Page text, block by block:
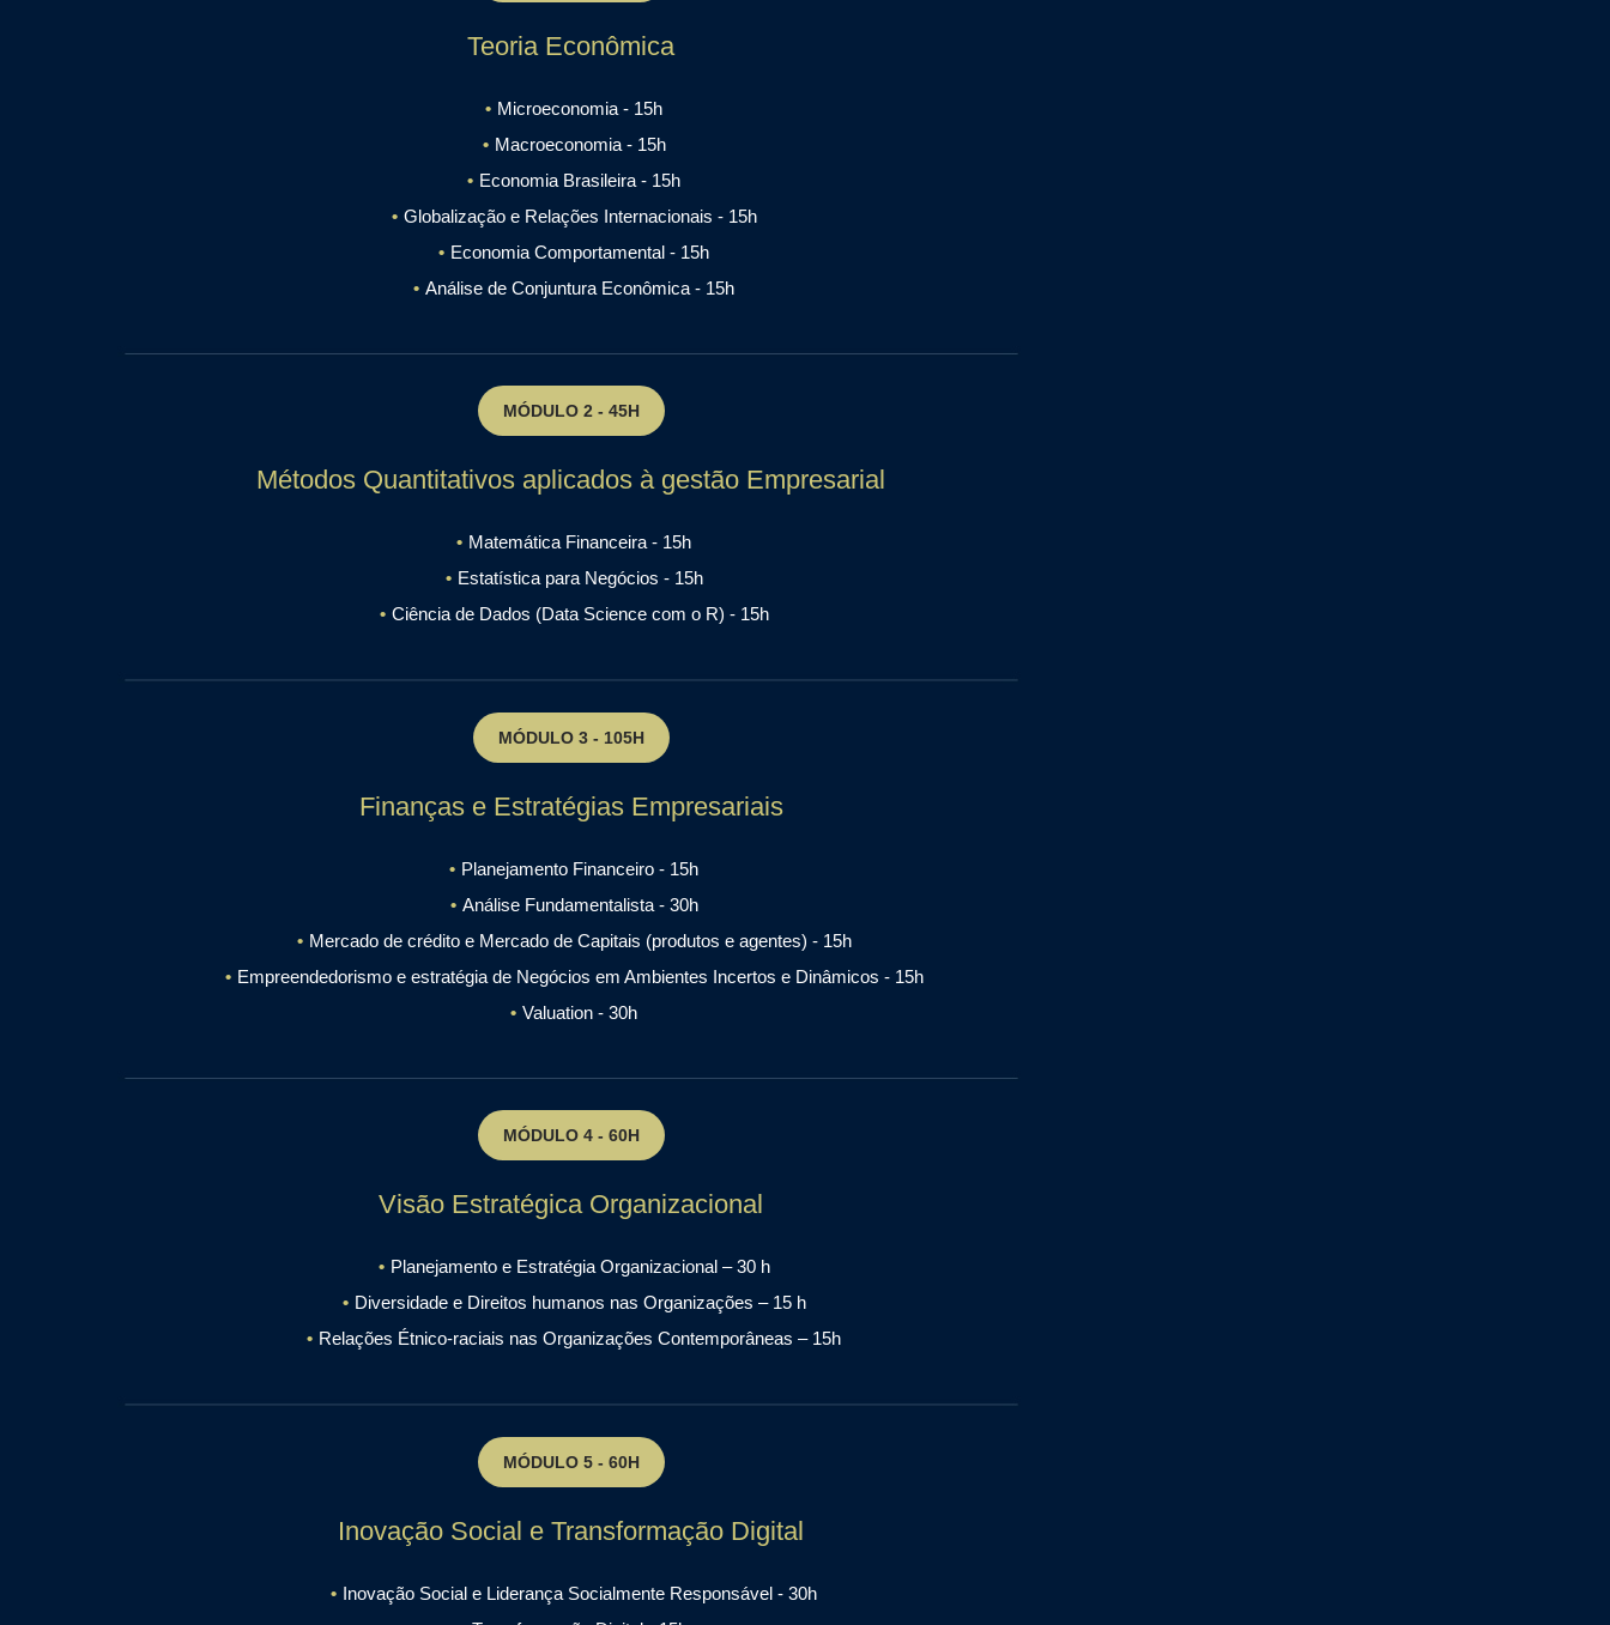
Teoria Econômica
Microeconomia - 15h
Macroeconomia - 15h
Economia Brasileira - 15h
Globalização e Relações Internacionais - 15h
Economia Comportamental - 15h
Análise de Conjuntura Econômica - 15h
MÓDULO 2 - 45H
Métodos Quantitativos aplicados à gestão Empresarial
Matemática Financeira - 15h
Estatística para Negócios - 15h
Ciência de Dados (Data Science com o R) - 15h
MÓDULO 3 - 105H
Finanças e Estratégias Empresariais
Planejamento Financeiro - 15h
Análise Fundamentalista - 30h
Mercado de crédito e Mercado de Capitais (produtos e agentes) - 15h
Empreendedorismo e estratégia de Negócios em Ambientes Incertos e Dinâmicos - 15h
Valuation - 30h
MÓDULO 4 - 60H
Visão Estratégica Organizacional
Planejamento e Estratégia Organizacional – 30 h
Diversidade e Direitos humanos nas Organizações – 15 h
Relações Étnico-raciais nas Organizações Contemporâneas – 15h
MÓDULO 5 - 60H
Inovação Social e Transformação Digital
Inovação Social e Liderança Socialmente Responsável - 30h